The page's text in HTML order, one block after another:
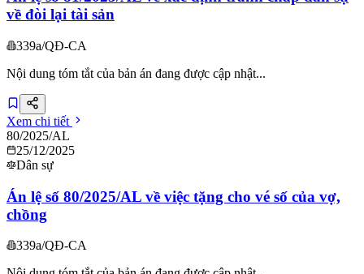
về đòi lại tài sản
339a/QĐ-CA
Nội dung tóm tắt của bản án đang được cập nhật...
Xem chi tiết
80/2025/AL
25/12/2025
Dân sự
Án lệ số 80/2025/AL về việc tặng cho vé số của vợ,
chồng
339a/QĐ-CA